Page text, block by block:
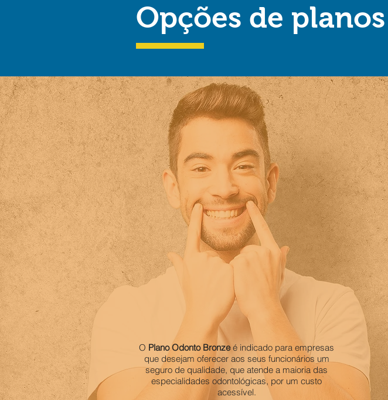
Opções de planos
O Plano Odonto Bronzeé indicado para empresas
que desejam oferecer aos seus funcionários um
seguro de qualidade, que atende a maioria das
especialidades odontológicas, por um custo
acessível.